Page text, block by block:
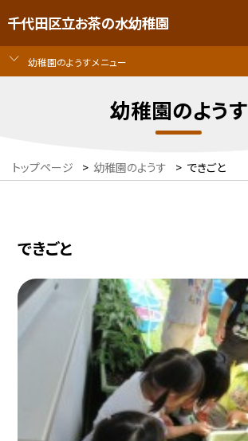
千代田区立お茶の水幼稚園
幼稚園のようすメニュー
幼稚園のようす
トップページ > 幼稚園のようす > できごと
できごと